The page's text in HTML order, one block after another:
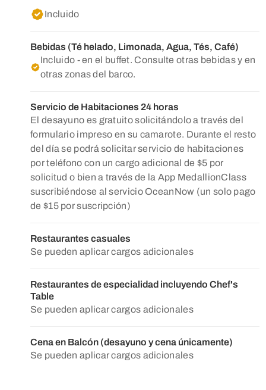
Incluido
Bebidas (Té helado, Limonada, Agua, Tés, Café)
Incluido - en el buffet. Consulte otras bebidas y en
otras zonas del barco.
Servicio de Habitaciones 24 horas
El desayuno es gratuito solicitándolo a través del
formulario impreso en su camarote. Durante el resto
del día se podrá solicitar servicio de habitaciones
por teléfono con un cargo adicional de $5 por
solicitud o bien a través de la App MedallionClass
suscribiéndose al servicio OceanNow (un solo pago
de $15 por suscripción)
Restaurantes casuales
Se pueden aplicar cargos adicionales
Restaurantes de especialidad incluyendo Chef's
Table
Se pueden aplicar cargos adicionales
Cena en Balcón (desayuno y cena únicamente)
Se pueden aplicar cargos adicionales